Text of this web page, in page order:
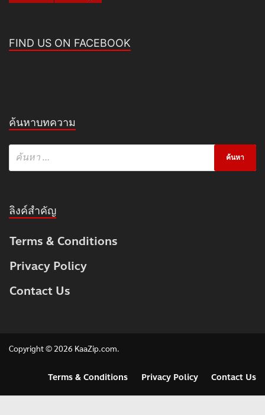
FIND US ON FACEBOOK
ค้นหาบทความ
ลิงค์สำคัญ
Terms & Conditions
Privacy Policy
Contact Us
Copyright © 2026 KaaZip.com
Terms & Conditions Privacy Policy Contact Us